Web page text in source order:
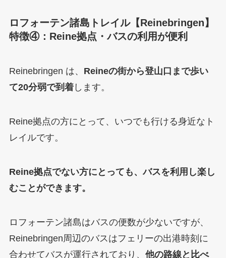
ロフォーテン諸島トレイル【Reinebringen】
特徴④：Reine拠点・バスの利用が便利
Reinebringen は、 Reineの街から登山口まで歩い
て20分弱で到着します。
Reine拠点の方にとって、いつでも行ける身近なト
レイルです。
Reine拠点でない方にとっても、バスを利用し楽し
むことができます。
ロフォーテン諸島はバスの便数が少ないですが、
Reinebringen周辺のバスはフェリーの出港時刻に
合わせてバスが運行されており、 他の路線と比べ